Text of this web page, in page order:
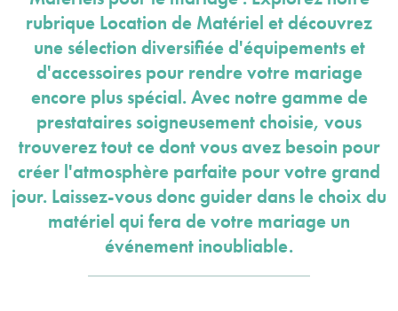
rubrique Location de Matériel et découvrez
une sélection diversifiée d'équipements et
d'accessoires pour rendre votre mariage
encore plus spécial. Avec notre gamme de
prestataires soigneusement choisie, vous
trouverez tout ce dont vous avez besoin pour
créer l'atmosphère parfaite pour votre grand
jour. Laissez-vous donc guider dans le choix du
matériel qui fera de votre mariage un
événement inoubliable.